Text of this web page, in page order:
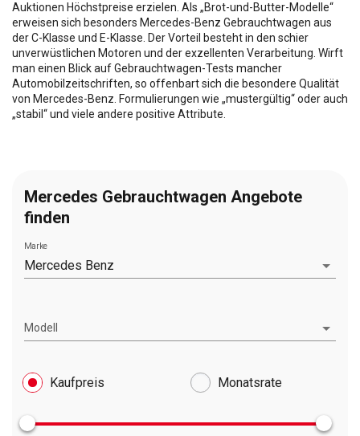
Auktionen Höchstpreise erzielen. Als „Brot-und-Butter-Modelle“
erweisen sich besonders Mercedes-Benz Gebrauchtwagen aus
der C-Klasse und E-Klasse. Der Vorteil besteht in den schier
unverwüstlichen Motoren und der exzellenten Verarbeitung. Wirft
man einen Blick auf Gebrauchtwagen-Tests mancher
Automobilzeitschriften, so offenbart sich die besondere Qualität
von Mercedes-Benz. Formulierungen wie „mustergültig“ oder auch
„stabil“ und viele andere positive Attribute.
Mercedes Gebrauchtwagen Angebote
finden
Marke
Mercedes Benz
Modell
Kaufpreis Monatsrate